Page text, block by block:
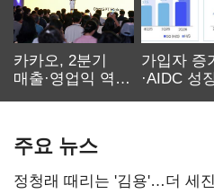
카카오, 2분기
매출·영업익 역대
가입자 증
·AIDC 성
주요 뉴스
정청래 때리는 '김용'…더 세